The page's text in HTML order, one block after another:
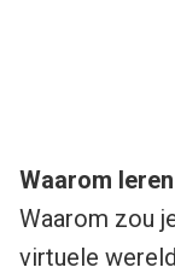
Waarom
Waarom zou
virtuele